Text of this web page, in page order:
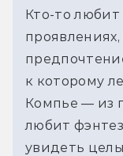
Кто-то любит
проявлениях,
к которому
Компье — из
любит
увидеть